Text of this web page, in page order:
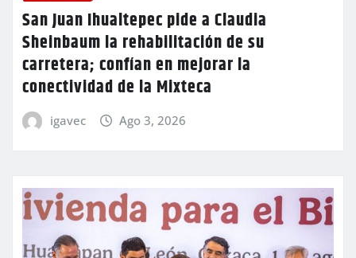
San Juan Ihualtepec pide a Claudia
Sheinbaum la rehabilitación de su
carretera; confían en mejorar la
conectividad de la Mixteca
igavec Ago 3, 2026